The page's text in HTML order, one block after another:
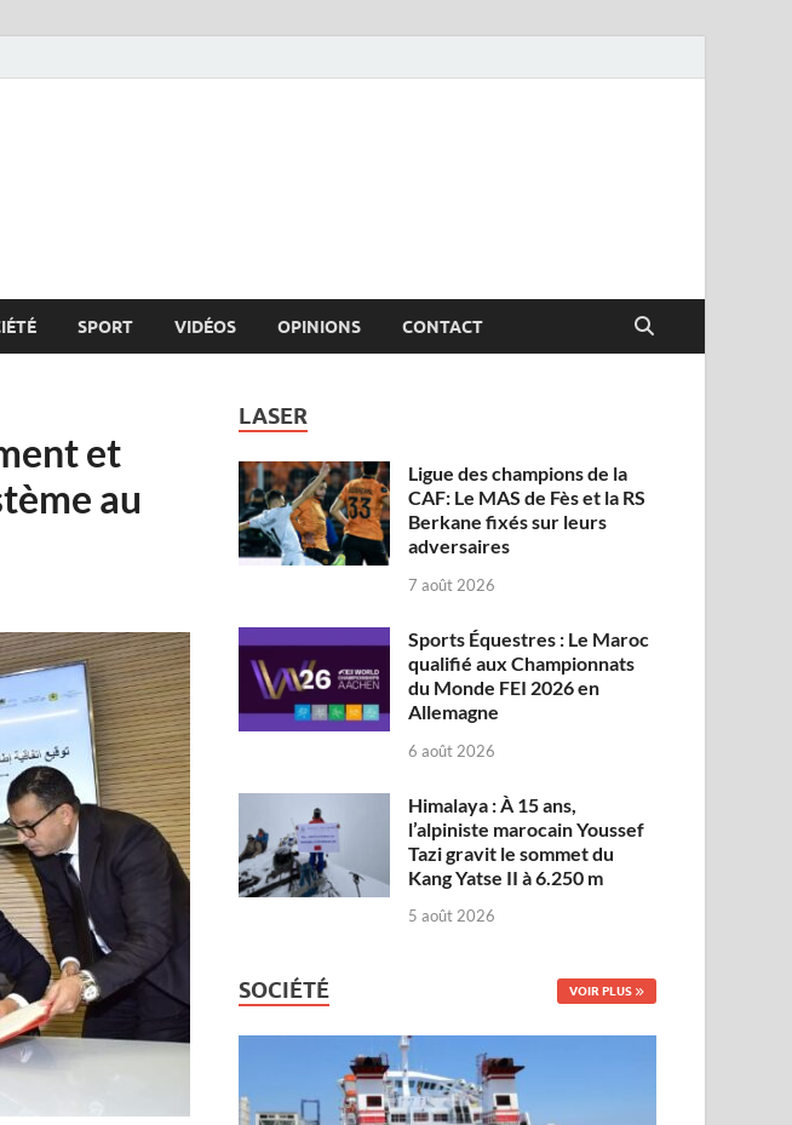
SPORT VIDÉOS OPINIONS CONTACT
et
au
LASER
Ligue des champions de la
CAF: Le MAS de Fès et la RS
Berkane fixés sur leurs
adversaires
7 août 2026
Sports Équestres : Le Maroc
qualifié aux Championnats
du Monde FEI 2026 en
Allemagne
6 août 2026
Himalaya : À 15 ans,
l’alpiniste marocain Youssef
Tazi gravit le sommet du
Kang Yatse II à 6.250 m
5 août 2026
SOCIÉTÉ VOIR PLUS